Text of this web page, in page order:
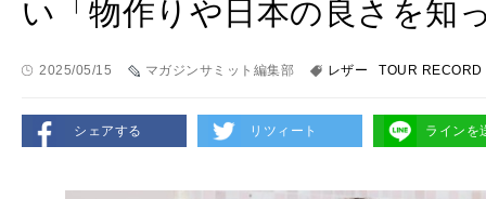
い「物作りや日本の良さを知
2025/05/15 マガジンサミット編集部 レザー TOUR RECORD
シェアする リツィート ラインを